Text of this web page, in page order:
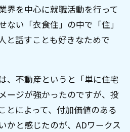
界を中心に就職活動を行って
ない「衣食住」の中で「住」
と話すことも好きなためで
、不動産というと「単に住宅
ージが強かったのですが、投
とによって、付加価値のある
かと感じたのが、ADワークス